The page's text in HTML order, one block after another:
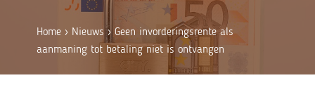
Home › Nieuws›Geen invorderingsrente als
aanmaning tot betaling niet is ontvangen